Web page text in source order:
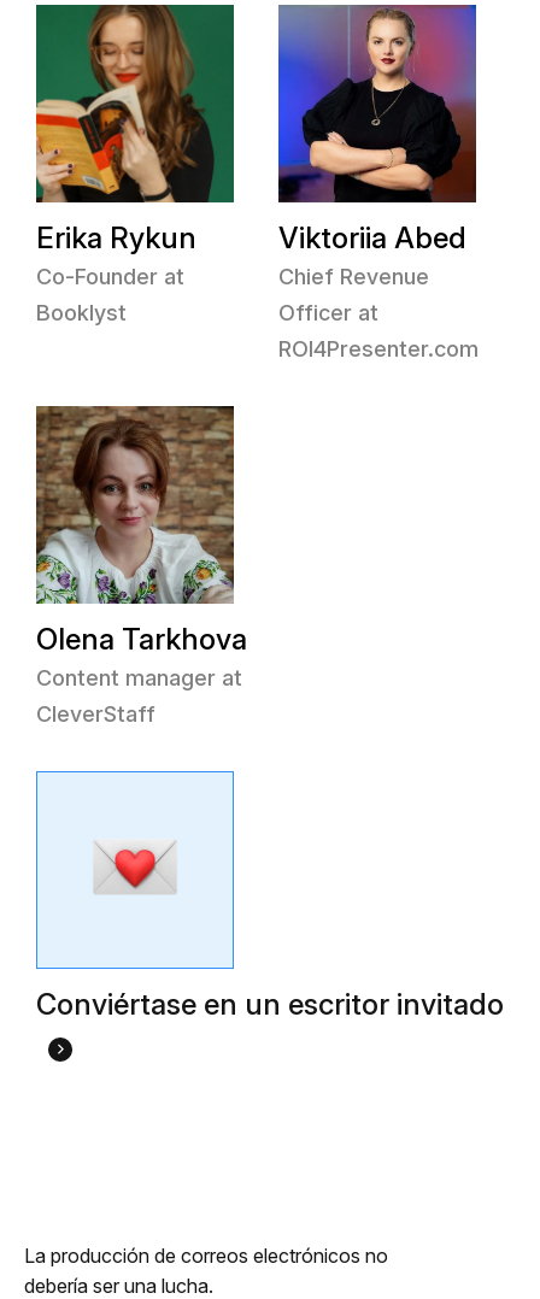
Erika Rykun
Co-Founder at
Booklyst
Viktoriia Abed
Chief Revenue
Officer at
ROI4Presenter.com
Olena Tarkhova
Content manager at
CleverStaff
Conviértase en un escritor invitado
La producción de correos electrónicos no
debería ser una lucha.